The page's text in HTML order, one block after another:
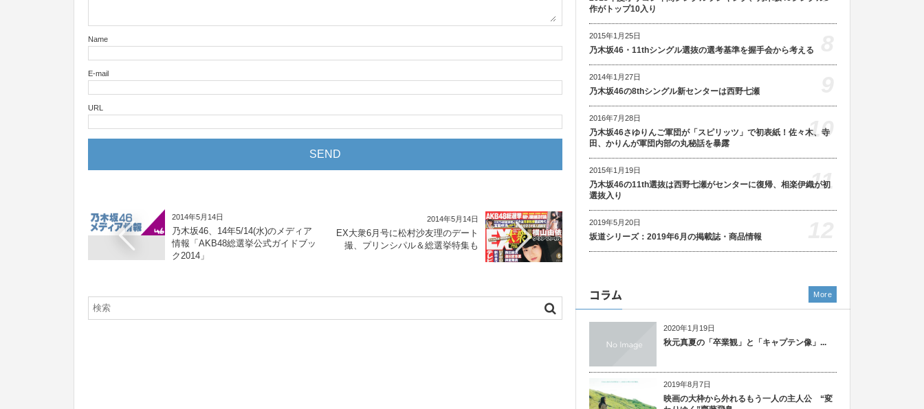
Name
E-mail
URL
2014年5月14日
乃木坂46、14年5/14(水)のメディア
情報「AKB48総選挙公式ガイドブッ
ク2014」
2014年5月14日
EX大衆6月号に松村沙友理のデート
撮、プリンシパル＆総選挙特集も
作がトップ10入り
2015年1月25日
乃木坂46・11thシングル選抜の選考基準を握手会から考える
2014年1月27日
乃木坂46の8thシングル新センターは西野七瀬
2016年7月28日
乃木坂46さゆりんご軍団が「スピリッツ」で初表紙！佐々木、寺
田、かりんが軍団内部の丸秘話を暴露
10
2015年1月19日
乃木坂46の11th選抜は西野七瀬がセンターに復帰、相楽伊織が初
選抜入り
11
2019年5月20日
坂道シリーズ：2019年6月の掲載誌・商品情報
コラム
2020年1月19日
秋元真夏の「卒業観」と「キャプテン像」...
2019年8月7日
映画の大枠から外れるもう一人の主人公 “変
More